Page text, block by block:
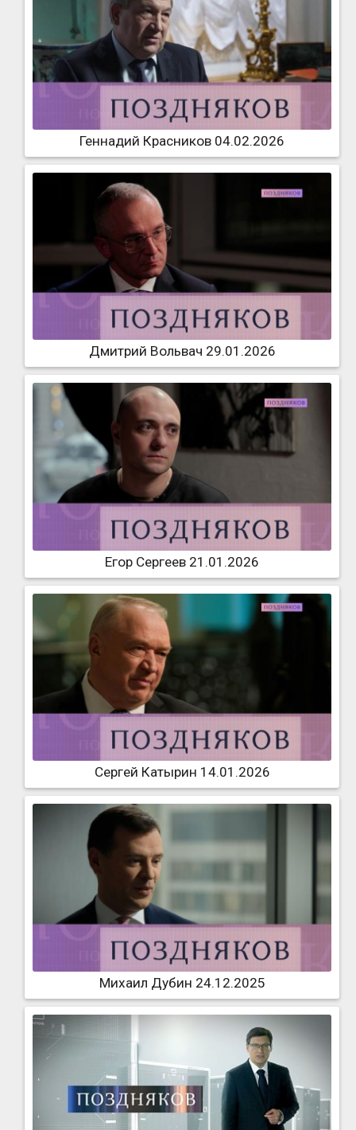
Геннадий Красников 04.02.2026
Дмитрий Вольвач 29.01.2026
Егор Сергеев 21.01.2026
Сергей Катырин 14.01.2026
Михаил Дубин 24.12.2025